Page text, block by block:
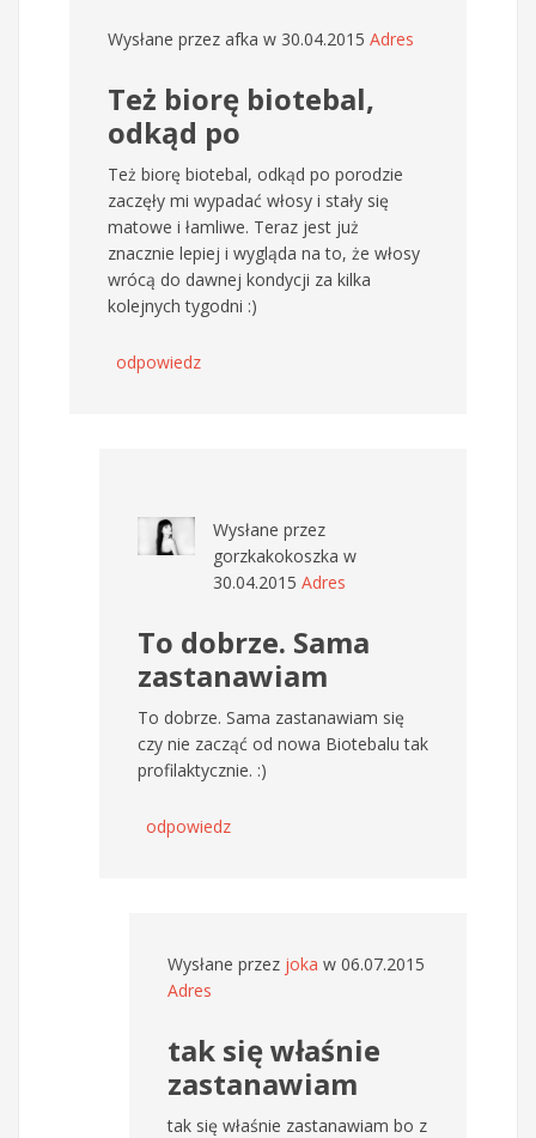
Wysłane przez afka w 30.04.2015 Adres
Też biorę biotebal,
odkąd po
Też biorę biotebal, odkąd po porodzie
zaczęły mi wypadać włosy i stały się
matowe i łamliwe. Teraz jest już
znacznie lepiej i wygląda na to, że włosy
wrócą do dawnej kondycji za kilka
kolejnych tygodni :)
odpowiedz
Wysłane przez
gorzkakokoszka w
30.04.2015 Adres
To dobrze. Sama
zastanawiam
To dobrze. Sama zastanawiam się
czy nie zacząć od nowa Biotebalu tak
profilaktycznie. :)
odpowiedz
Wysłane przez joka w 06.07.2015
Adres
tak się właśnie
zastanawiam
tak się właśnie zastanawiam bo z